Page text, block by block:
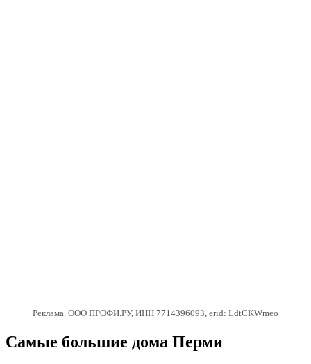
Реклама. ООО ПРОФИ.РУ, ИНН 7714396093, erid: LdtCKWmeo
Самые большие дома Перми